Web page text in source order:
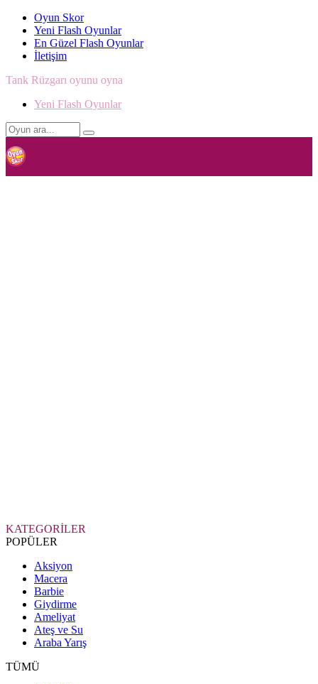
Oyun Skor
Yeni Flash Oyunlar
En Güzel Flash Oyunlar
İletişim
Tank Rüzgarı oyunu oyna
Yeni Flash Oyunlar
KATEGORİLER
POPÜLER
Aksiyon
Macera
Barbie
Giydirme
Ameliyat
Ateş ve Su
Araba Yarış
TÜMÜ